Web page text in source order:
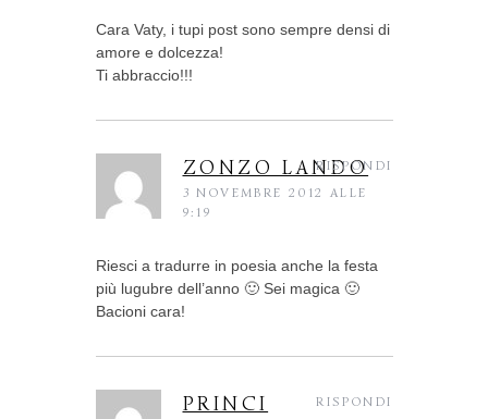
Cara Vaty, i tupi post sono sempre densi di
amore e dolcezza!
Ti abbraccio!!!
ZONZO LANDO
3 NOVEMBRE 2012 ALLE
9:19
Riesci a tradurre in poesia anche la festa
più lugubre dell’anno 🙂 Sei magica 🙂
Bacioni cara!
RISPONDI
PRINCI RISPONDI